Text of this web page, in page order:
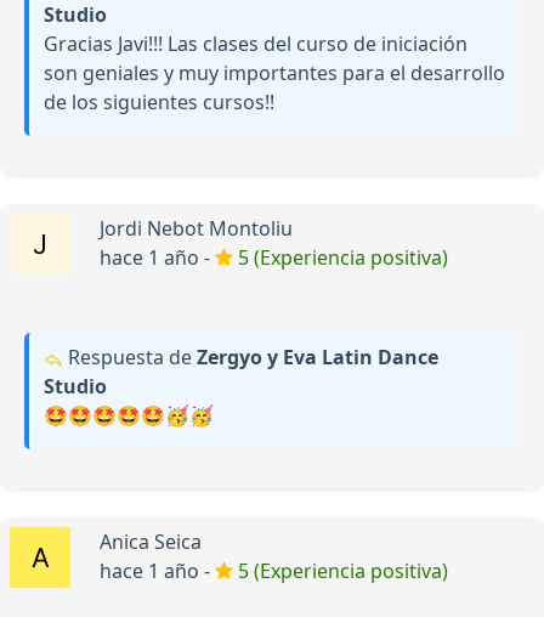
Studio
Gracias Javi!!! Las clases del curso de iniciación
son geniales y muy importantes para el desarrollo
de los siguientes cursos!!
Jordi Nebot Montoliu
hace 1 año -
5 (Experiencia positiva)
Respuesta deZergyo y Eva Latin Dance
Studio
🤩🤩🤩🤩🤩🥳🥳
Anica Seica
hace 1 año -
5 (Experiencia positiva)